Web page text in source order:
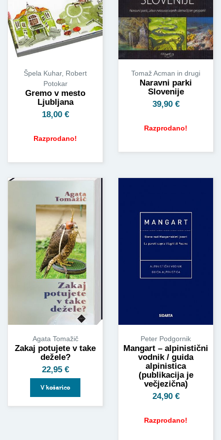
Špela Kuhar, Robert
Potokar
Gremo v mesto
Ljubljana
18,00 €
Razprodano!
Tomaž Acman in drugi
Naravni parki
Slovenije
39,90 €
Razprodano!
Agata Tomažič
Zakaj potujete v take
dežele?
22,95 €
V košarico
Peter Podgornik
Mangart – alpinistični
vodnik / guida
alpinistica
(publikacija je
večjezična)
24,90 €
Razprodano!